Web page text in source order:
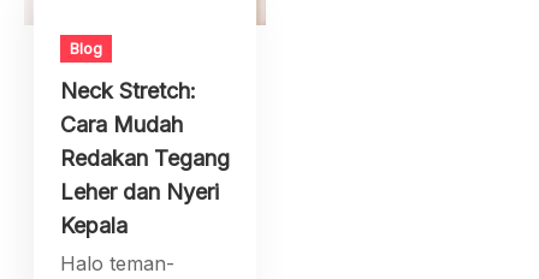
Blog
Neck Stretch:
Cara Mudah
Redakan Tegang
Leher dan Nyeri
Kepala
Halo teman-